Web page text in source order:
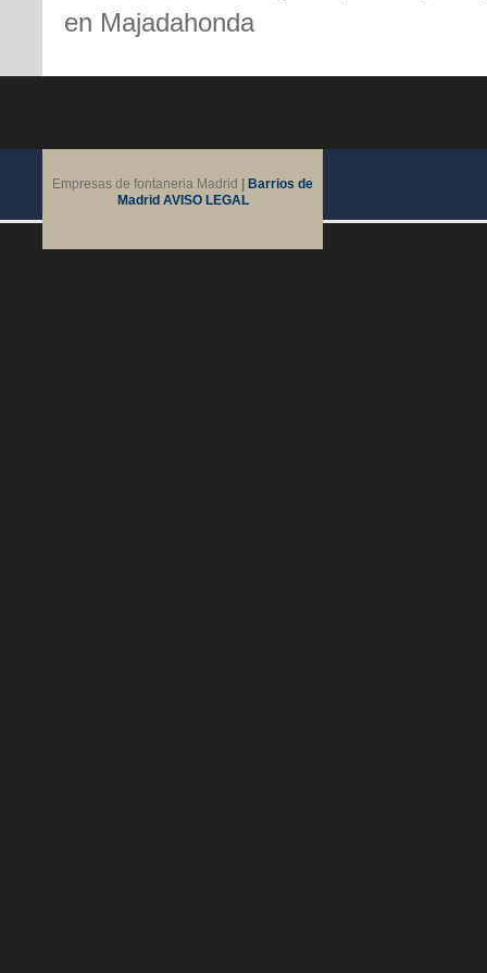
en Majadahonda
Empresas de fontaneria Madrid
Barrios de
Madrid AVISO LEGAL